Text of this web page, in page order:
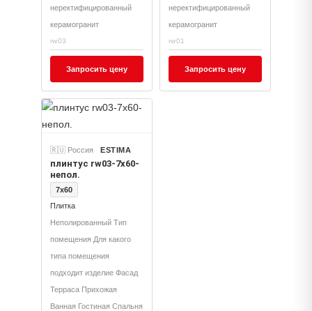
неректифицированный
керамогранит
rw03
Запросить цену
неректифицированный
керамогранит
rw01
Запросить цену
🇷🇺 Россия ESTIMA
плинтус rw03-7x60-
непол.
7x60
Плитка
Неполированный Тип
помещения Для какого
типа помещения
подходит изделие Фасад
Терраса Прихожая
Ванная Гостиная Спальня